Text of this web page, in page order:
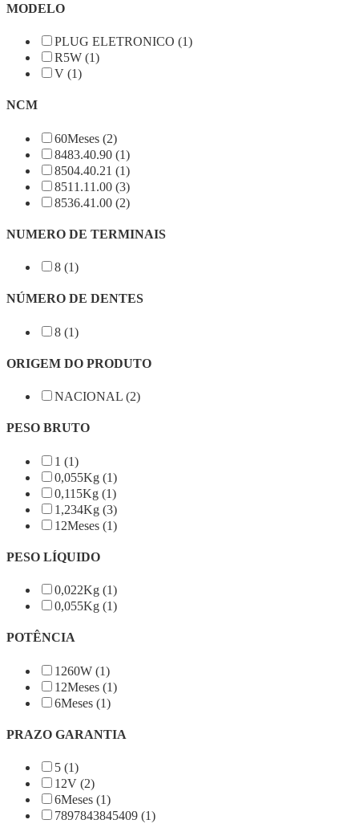
MODELO
PLUG ELETRONICO (1)
R5W (1)
V (1)
NCM
60Meses (2)
8483.40.90 (1)
8504.40.21 (1)
8511.11.00 (3)
8536.41.00 (2)
NUMERO DE TERMINAIS
8 (1)
NÚMERO DE DENTES
8 (1)
ORIGEM DO PRODUTO
NACIONAL (2)
PESO BRUTO
1 (1)
0,055Kg (1)
0,115Kg (1)
1,234Kg (3)
12Meses (1)
PESO LÍQUIDO
0,022Kg (1)
0,055Kg (1)
POTÊNCIA
1260W (1)
12Meses (1)
6Meses (1)
PRAZO GARANTIA
5 (1)
12V (2)
6Meses (1)
7897843845409 (1)